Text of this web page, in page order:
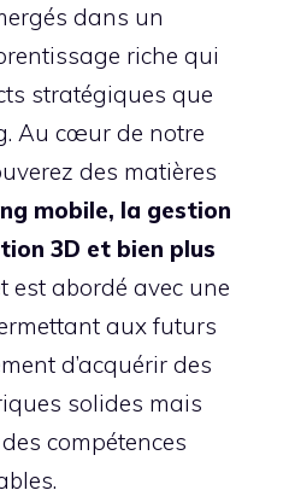
dans un
riche qui
stratégiques que
Au cœur de notre
des matières
mobile, la gestion
3D et bien plus
est abordé avec une
aux futurs
d’acquérir des
solides mais
compétences